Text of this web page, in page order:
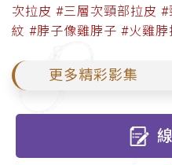
次拉皮 #三層次頸部拉皮 #
紋 #脖子像雞脖子 #火雞脖
更多精彩影集